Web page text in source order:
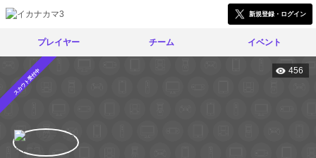
新規登録・ログイン
プレイヤー チーム イベント
スカウト受付中 456